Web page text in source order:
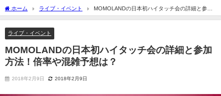
ホーム ライブ・イベント
MOMOLANDの日本初ハイタッチ会の詳細と参加
方法！倍率や混雑予想は？
ライブ・イベント
MOMOLANDの日本初ハイタッチ会の詳細と参加
方法！倍率や混雑予想は？
2018年2月9日 2018年2月9日